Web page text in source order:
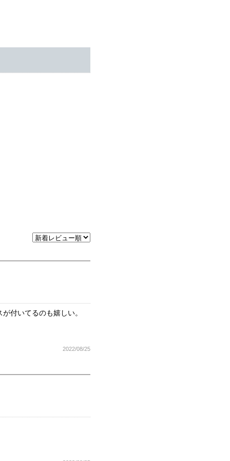
付いてるのも嬉しい。
2022/08/25